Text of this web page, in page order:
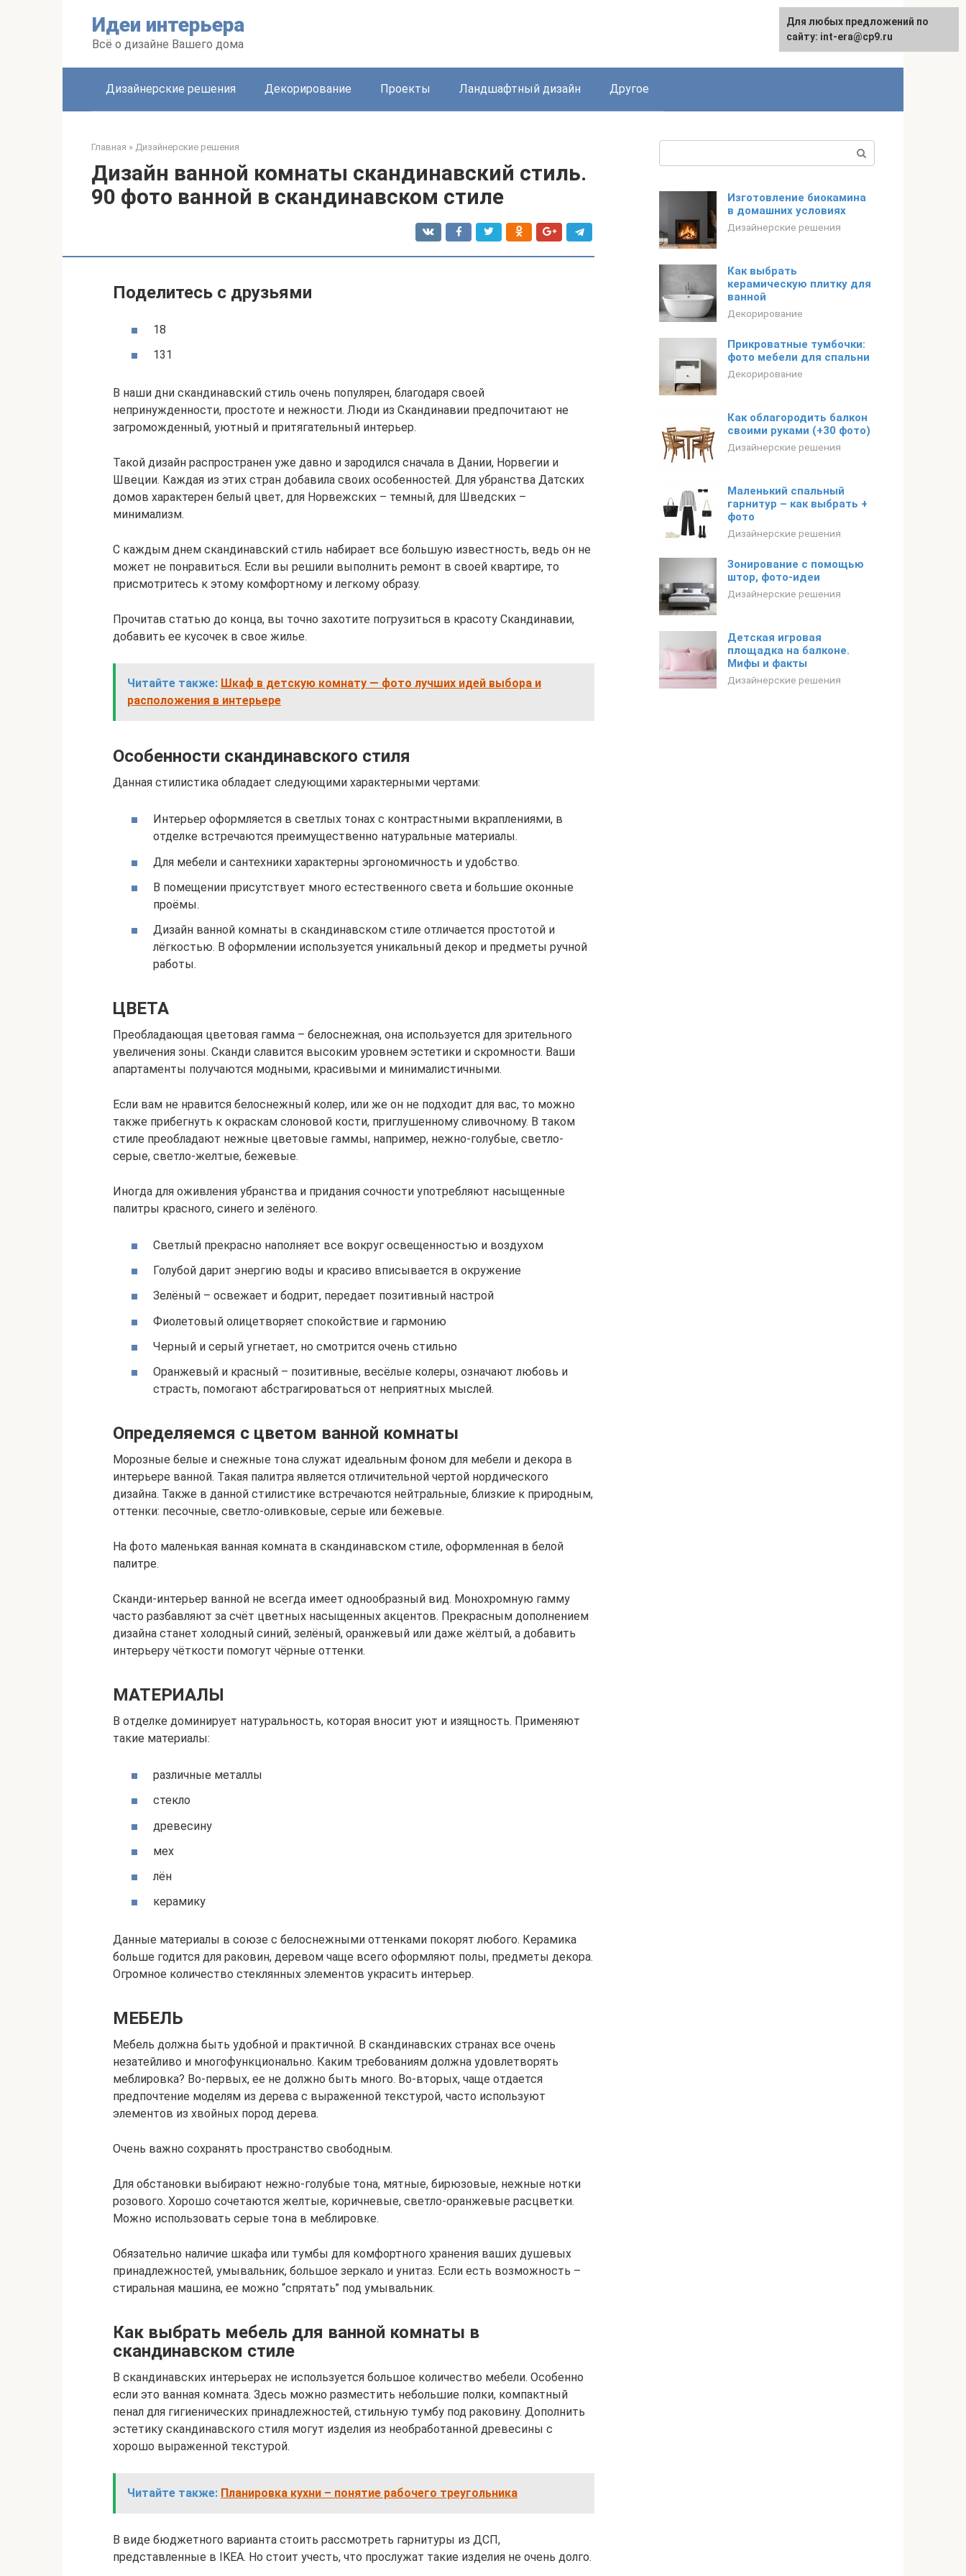
Идеи интерьера
Всё о дизайне Вашего дома
English
Дизайнерские решения Декорирование Проекты Ландшафтный дизайн Другое
Главная » Дизайнерские решения
Дизайн ванной комнаты скандинавский стиль.
90 фото ванной в скандинавском стиле
Поделитесь с друзьями
18
131
В наши дни скандинавский стиль очень популярен, благодаря своей
непринужденности, простоте и нежности. Люди из Скандинавии предпочитают не
загроможденный, уютный и притягательный интерьер.
Такой дизайн распространен уже давно и зародился сначала в Дании, Норвегии и
Швеции. Каждая из этих стран добавила своих особенностей. Для убранства Датских
домов характерен белый цвет, для Норвежских – темный, для Шведских –
минимализм.
С каждым днем скандинавский стиль набирает все большую известность, ведь он не
может не понравиться. Если вы решили выполнить ремонт в своей квартире, то
присмотритесь к этому комфортному и легкому образу.
Прочитав статью до конца, вы точно захотите погрузиться в красоту Скандинавии,
добавить ее кусочек в свое жилье.
Читайте также: Шкаф в детскую комнату — фото лучших идей выбора и
расположения в интерьере
Особенности скандинавского стиля
Данная стилистика обладает следующими характерными чертами:
Интерьер оформляется в светлых тонах с контрастными вкраплениями, в
отделке встречаются преимущественно натуральные материалы.
Для мебели и сантехники характерны эргономичность и удобство.
В помещении присутствует много естественного света и большие оконные
проёмы.
Дизайн ванной комнаты в скандинавском стиле отличается простотой и
лёгкостью. В оформлении используется уникальный декор и предметы ручной
работы.
ЦВЕТА
Преобладающая цветовая гамма – белоснежная, она используется для зрительного
увеличения зоны. Сканди славится высоким уровнем эстетики и скромности. Ваши
апартаменты получаются модными, красивыми и минималистичными.
Если вам не нравится белоснежный колер, или же он не подходит для вас, то можно
также прибегнуть к окраскам слоновой кости, приглушенному сливочному. В таком
стиле преобладают нежные цветовые гаммы, например, нежно-голубые, светло-
серые, светло-желтые, бежевые.
Иногда для оживления убранства и придания сочности употребляют насыщенные
палитры красного, синего и зелёного.
Светлый прекрасно наполняет все вокруг освещенностью и воздухом
Голубой дарит энергию воды и красиво вписывается в окружение
Зелёный – освежает и бодрит, передает позитивный настрой
Фиолетовый олицетворяет спокойствие и гармонию
Черный и серый угнетает, но смотрится очень стильно
Оранжевый и красный – позитивные, весёлые колеры, означают любовь и
страсть, помогают абстрагироваться от неприятных мыслей.
Определяемся с цветом ванной комнаты
Морозные белые и снежные тона служат идеальным фоном для мебели и декора в
интерьере ванной. Такая палитра является отличительной чертой нордического
дизайна. Также в данной стилистике встречаются нейтральные, близкие к природным,
оттенки: песочные, светло-оливковые, серые или бежевые.
На фото маленькая ванная комната в скандинавском стиле, оформленная в белой
палитре.
Сканди-интерьер ванной не всегда имеет однообразный вид. Монохромную гамму
часто разбавляют за счёт цветных насыщенных акцентов. Прекрасным дополнением
дизайна станет холодный синий, зелёный, оранжевый или даже жёлтый, а добавить
интерьеру чёткости помогут чёрные оттенки.
МАТЕРИАЛЫ
В отделке доминирует натуральность, которая вносит уют и изящность. Применяют
такие материалы:
различные металлы
стекло
древесину
мех
лён
керамику
Данные материалы в союзе с белоснежными оттенками покорят любого. Керамика
больше годится для раковин, деревом чаще всего оформляют полы, предметы декора.
Огромное количество стеклянных элементов украсить интерьер.
МЕБЕЛЬ
Мебель должна быть удобной и практичной. В скандинавских странах все очень
незатейливо и многофункционально. Каким требованиям должна удовлетворять
меблировка? Во-первых, ее не должно быть много. Во-вторых, чаще отдается
предпочтение моделям из дерева с выраженной текстурой, часто используют
элементов из хвойных пород дерева.
Очень важно сохранять пространство свободным.
Для обстановки выбирают нежно-голубые тона, мятные, бирюзовые, нежные нотки
розового. Хорошо сочетаются желтые, коричневые, светло-оранжевые расцветки.
Можно использовать серые тона в меблировке.
Обязательно наличие шкафа или тумбы для комфортного хранения ваших душевых
принадлежностей, умывальник, большое зеркало и унитаз. Если есть возможность –
стиральная машина, ее можно “спрятать” под умывальник.
Как выбрать мебель для ванной комнаты в
скандинавском стиле
В скандинавских интерьерах не используется большое количество мебели. Особенно
если это ванная комната. Здесь можно разместить небольшие полки, компактный
пенал для гигиенических принадлежностей, стильную тумбу под раковину. Дополнить
эстетику скандинавского стиля могут изделия из необработанной древесины с
хорошо выраженной текстурой.
Читайте также: Планировка кухни – понятие рабочего треугольника
В виде бюджетного варианта стоить рассмотреть гарнитуры из ДСП,
представленные в IKEA. Но стоит учесть, что прослужат такие изделия не очень долго.
Изготовление биокамина
в домашних условиях
Дизайнерские решения
Как выбрать
керамическую плитку для
ванной
Декорирование
Прикроватные тумбочки:
фото мебели для спальни
Декорирование
Как облагородить балкон
своими руками (+30 фото)
Дизайнерские решения
Маленький спальный
гарнитур – как выбрать +
фото
Дизайнерские решения
Зонирование с помощью
штор, фото-идеи
Дизайнерские решения
Детская игровая
площадка на балконе.
Мифы и факты
Дизайнерские решения
Для любых предложений по
сайту: int-era@cp9.ru